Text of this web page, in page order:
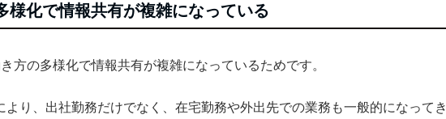
様化で情報共有が複雑になっている
方の多様化で情報共有が複雑になっているためです。
より、出社勤務だけでなく、在宅勤務や外出先での業務も一般的になってき